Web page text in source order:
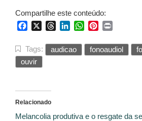
Compartilhe este conteúdo:
FacebookThreadsLinkedInWhatsApp
Pinterest
Tags: audicao fonoaudiol
ouvir
Relacionado
Melancolia produtiva e o resgate da